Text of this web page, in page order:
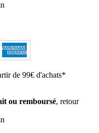
de 99€ d'achats*
ou remboursé, retour